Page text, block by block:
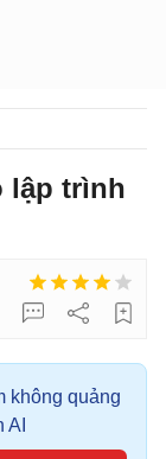
lập trình
không quảng